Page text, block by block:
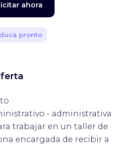
ahora
pronto
- administrativa
trabajar en un taller de
encargada de recibir a